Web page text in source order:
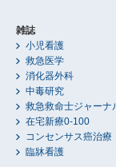
雑誌
小児看護
救急医学
消化器外科
中毒研究
救急救命士ジャーナ
在宅新療0-100
コンセンサス癌治療
臨牀看護